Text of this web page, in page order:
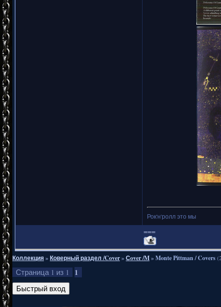
Рок'н'ролл это мы
===
Коллекция»Коверный раздел /Cover»Сover /M»Monte Pittman / Covers
Страница 1 из 1 1